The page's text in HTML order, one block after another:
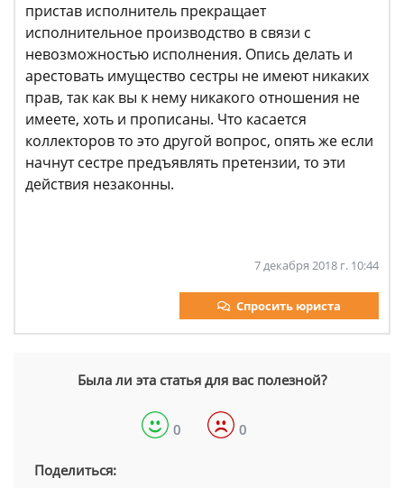
пристав исполнитель прекращает
исполнительное производство в связи с
невозможностью исполнения. Опись делать и
арестовать имущество сестры не имеют никаких
прав, так как вы к нему никакого отношения не
имеете, хоть и прописаны. Что касается
коллекторов то это другой вопрос, опять же если
начнут сестре предъявлять претензии, то эти
действия незаконны.
7 декабря 2018 г. 10:44
Спросить юриста
Была ли эта статья для вас полезной?
0 0
Поделиться: